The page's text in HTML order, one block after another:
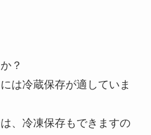
？
は冷蔵保存が適していま
、冷凍保存もできますの